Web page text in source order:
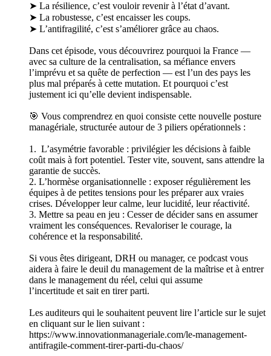
➤ La résilience, c’est vouloir revenir à l’état d’avant.
➤ La robustesse, c’est encaisser les coups.
➤ L’antifragilité, c’est s’améliorer grâce au chaos.
Dans cet épisode, vous découvrirez pourquoi la France —
avec sa culture de la centralisation, sa méfiance envers
l’imprévu et sa quête de perfection — est l’un des pays les
plus mal préparés à cette mutation. Et pourquoi c’est
justement ici qu’elle devient indispensable.
🎯 Vous comprendrez en quoi consiste cette nouvelle posture
managériale, structurée autour de 3 piliers opérationnels :
1. L’asymétrie favorable : privilégier les décisions à faible
coût mais à fort potentiel. Tester vite, souvent, sans attendre la
garantie de succès.
2. L’hormèse organisationnelle : exposer régulièrement les
équipes à de petites tensions pour les préparer aux vraies
crises. Développer leur calme, leur lucidité, leur réactivité.
3. Mettre sa peau en jeu : Cesser de décider sans en assumer
vraiment les conséquences. Revaloriser le courage, la
cohérence et la responsabilité.
Si vous êtes dirigeant, DRH ou manager, ce podcast vous
aidera à faire le deuil du management de la maîtrise et à entrer
dans le management du réel, celui qui assume
l’incertitude et sait en tirer parti.
Les auditeurs qui le souhaitent peuvent lire l’article sur le sujet
en cliquant sur le lien suivant :
https://www.innovationmanageriale.com/le-management-
antifragile-comment-tirer-parti-du-chaos/